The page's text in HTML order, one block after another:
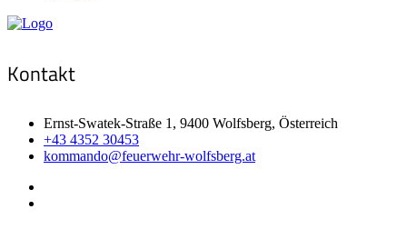
Kontakt
Ernst-Swatek-Straße 1, 9400 Wolfsberg, Österreich
+43 4352 30453
kommando@feuerwehr-wolfsberg.at